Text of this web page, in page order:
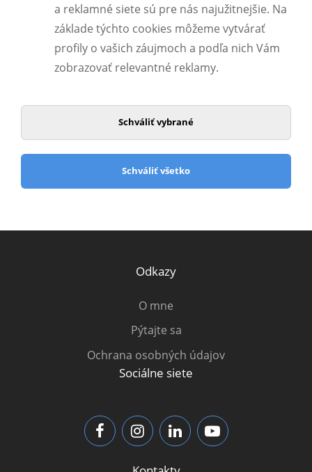
a reklamné siete sú pre nás najužitnejšie. Na
základe týchto cookies môžeme vytvárať
profily o vašich záujmoch a podľa nich Vám
zobrazovať relevantné reklamy.
Schváliť vybrané
Schváliť všetko
Odkazy
O mne
Pýtajte sa
Ochrana osobných údajov
Sociálne siete